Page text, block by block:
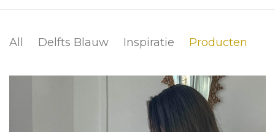
All Delfts Blauw Inspiratie Producten